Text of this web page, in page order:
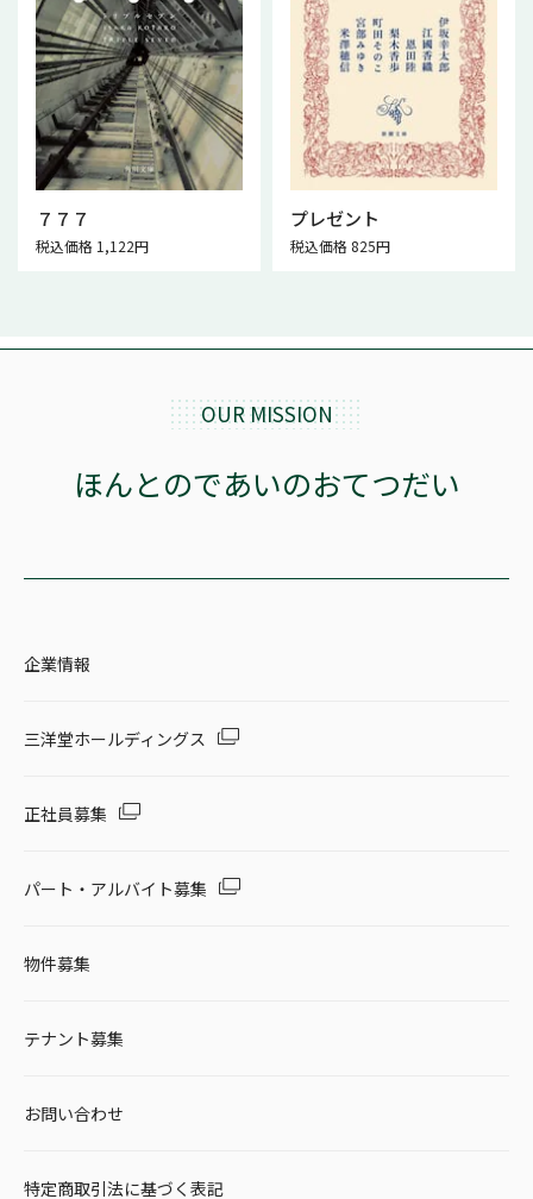
７７７
税込価格 1,122円
プレゼント
税込価格 825円
OUR MISSION
ほんとのであいのおてつだい
企業情報
三洋堂ホールディングス
正社員募集
パート・アルバイト募集
物件募集
テナント募集
お問い合わせ
特定商取引法に基づく表記